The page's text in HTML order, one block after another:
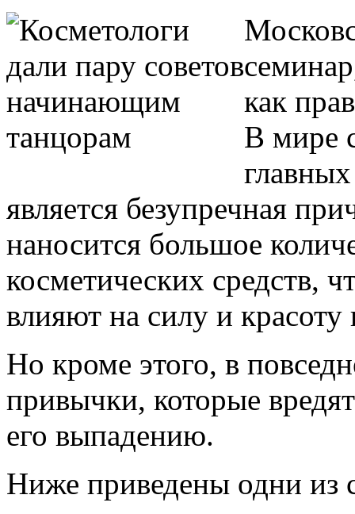
как
В мире
является безупречная
наносится большое
косметических средств,
влияют на силу и красоту
Но кроме этого, в
привычки, которые
его выпадению.
Ниже приведены одни из